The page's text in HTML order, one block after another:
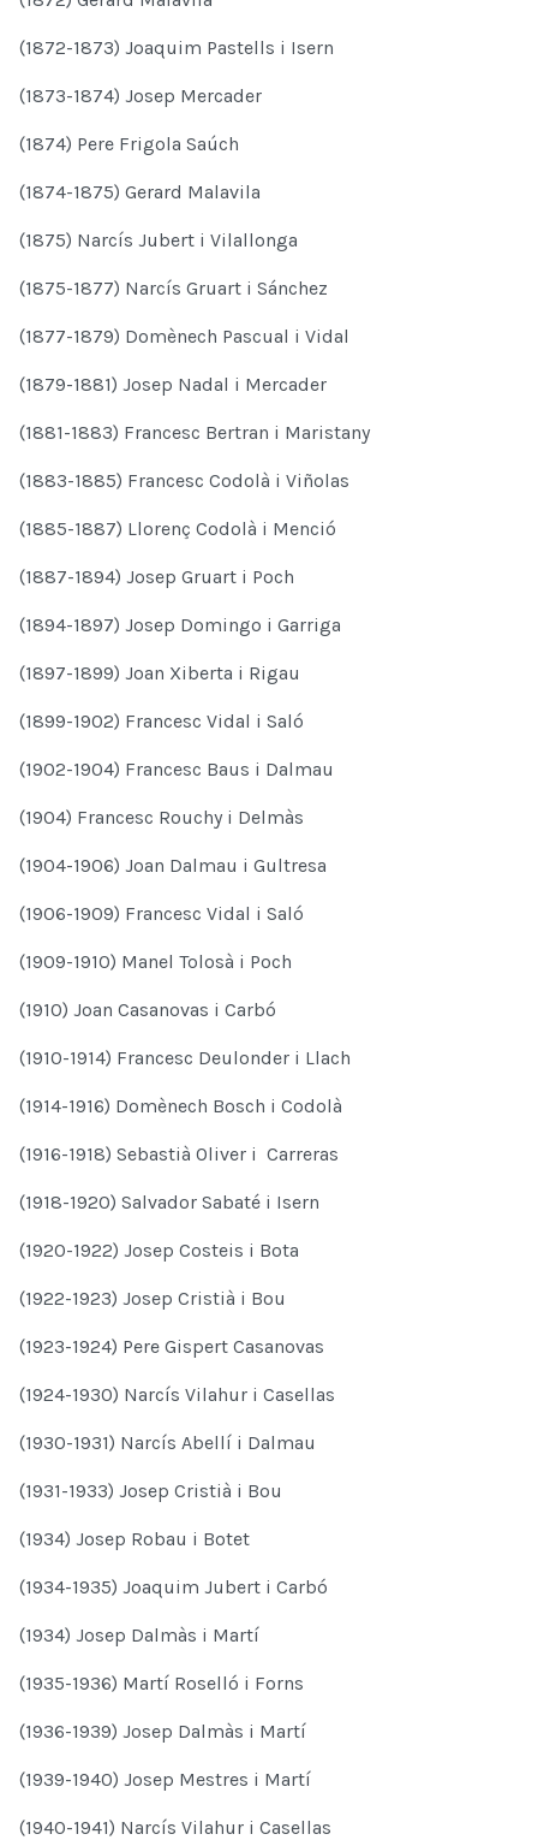
(1872-1873) Joaquim Pastells i Isern
(1873-1874) Josep Mercader
(1874) Pere Frigola Saúch
(1874-1875) Gerard Malavila
(1875) Narcís Jubert i Vilallonga
(1875-1877) Narcís Gruart i Sánchez
(1877-1879) Domènech Pascual i Vidal
(1879-1881) Josep Nadal i Mercader
(1881-1883) Francesc Bertran i Maristany
(1883-1885) Francesc Codolà i Viñolas
(1885-1887) Llorenç Codolà i Menció
(1887-1894) Josep Gruart i Poch
(1894-1897) Josep Domingo i Garriga
(1897-1899) Joan Xiberta i Rigau
(1899-1902) Francesc Vidal i Saló
(1902-1904) Francesc Baus i Dalmau
(1904) Francesc Rouchy i Delmàs
(1904-1906) Joan Dalmau i Gultresa
(1906-1909) Francesc Vidal i Saló
(1909-1910) Manel Tolosà i Poch
(1910) Joan Casanovas i Carbó
(1910-1914) Francesc Deulonder i Llach
(1914-1916) Domènech Bosch i Codolà
(1916-1918) Sebastià Oliver i Carreras
(1918-1920) Salvador Sabaté i Isern
(1920-1922) Josep Costeis i Bota
(1922-1923) Josep Cristià i Bou
(1923-1924) Pere Gispert Casanovas
(1924-1930) Narcís Vilahur i Casellas
(1930-1931) Narcís Abellí i Dalmau
(1931-1933) Josep Cristià i Bou
(1934) Josep Robau i Botet
(1934-1935) Joaquim Jubert i Carbó
(1934) Josep Dalmàs i Martí
(1935-1936) Martí Roselló i Forns
(1936-1939) Josep Dalmàs i Martí
(1939-1940) Josep Mestres i Martí
(1940-1941) Narcís Vilahur i Casellas